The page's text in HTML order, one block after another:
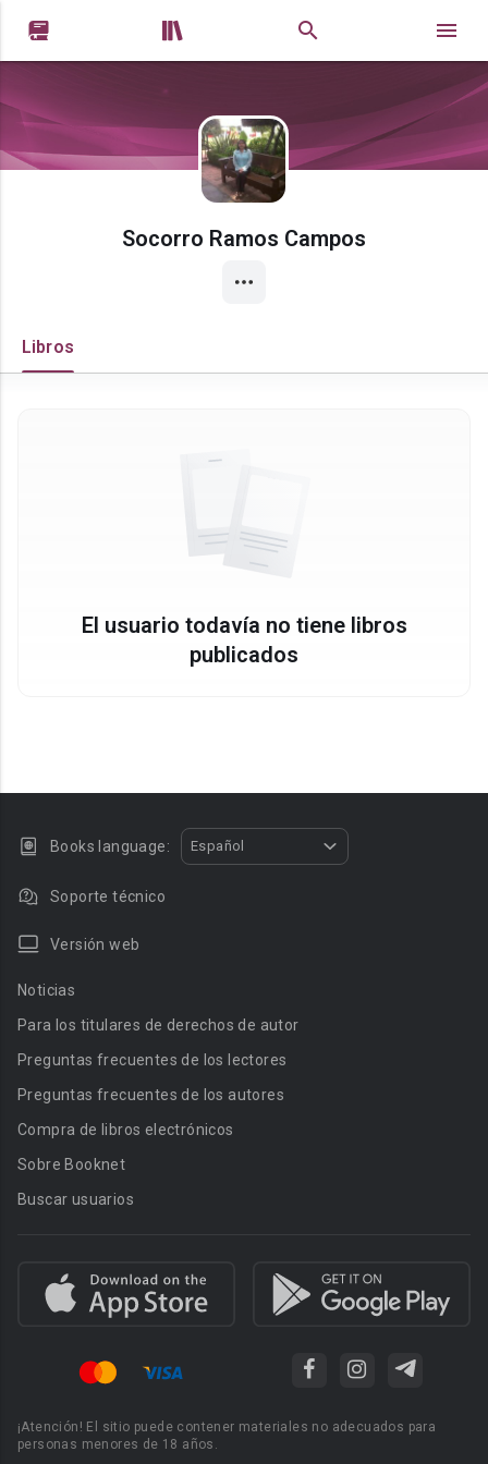
 
Socorro Ramos Campos
Libros
El usuario todavía no tiene libros
publicados
Books language: Español
Soporte técnico
Versión web
Noticias
Para los titulares de derechos de autor
Preguntas frecuentes de los lectores
Preguntas frecuentes de los autores
Compra de libros electrónicos
Sobre Booknet
Buscar usuarios
¡Atención! El sitio puede contener materiales no adecuados para
personas menores de 18 años.